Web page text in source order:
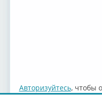
Авторизуйтесь, чтобы